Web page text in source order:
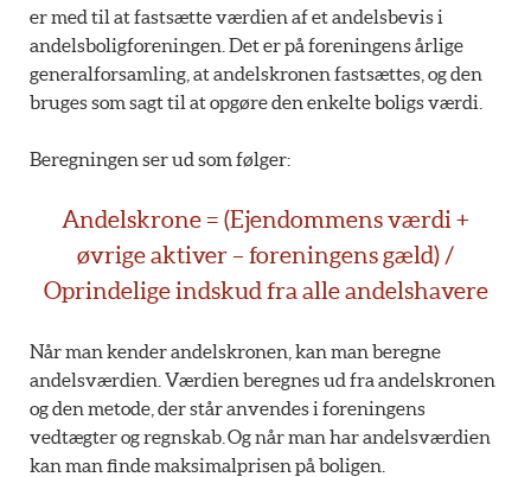
er med til at fastsætte værdien af et andelsbevis i
andelsboligforeningen. Det er på foreningens årlige
generalforsamling, at andelskronen fastsættes, og den
bruges som sagt til at opgøre den enkelte boligs værdi.
Beregningen ser ud som følger:
Andelskrone = (Ejendommens værdi +
øvrige aktiver – foreningens gæld) /
Oprindelige indskud fra alle andelshavere
Når man kender andelskronen, kan man beregne
andelsværdien. Værdien beregnes ud fra andelskronen
og den metode, der står anvendes i foreningens
vedtægter og regnskab. Og når man har andelsværdien
kan man finde maksimalprisen på boligen.